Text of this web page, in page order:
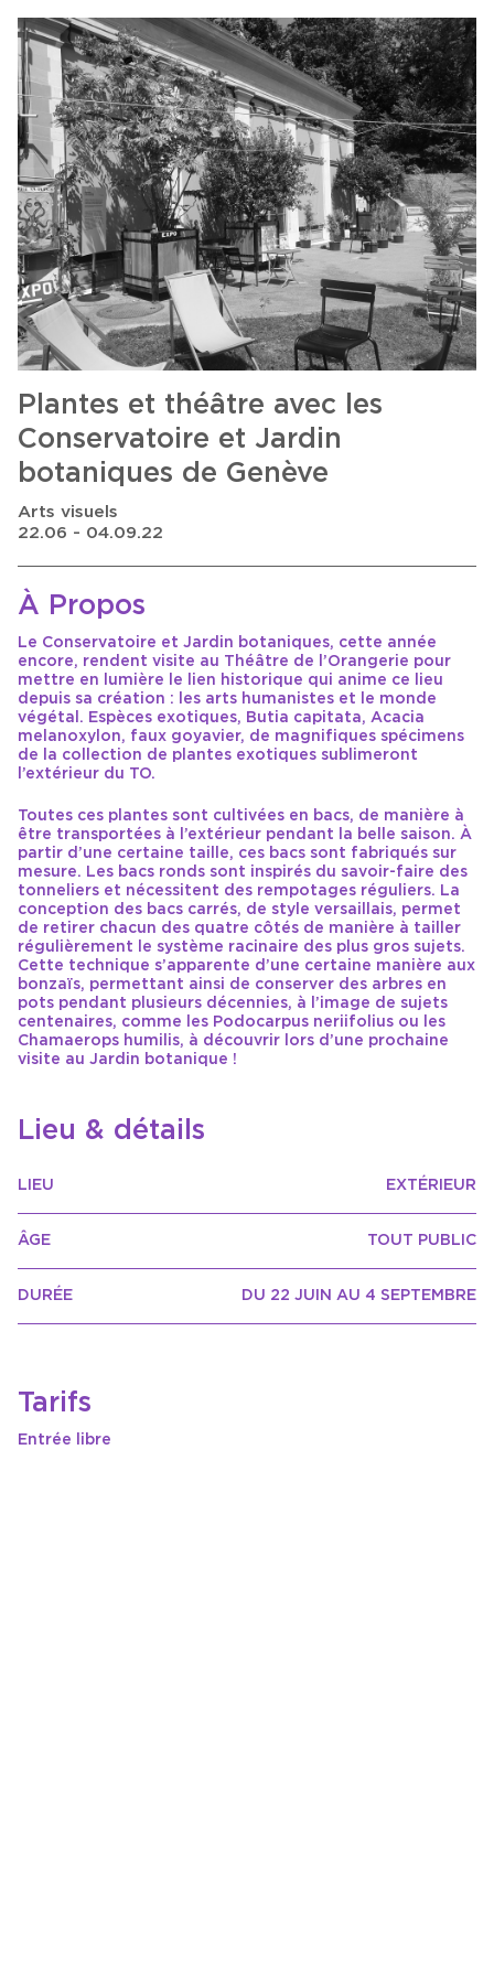
Plantes et théâtre avec les
Conservatoire et Jardin
botaniques de Genève
Arts visuels
22.06 - 04.09.22
À Propos
Le Conservatoire et Jardin botaniques, cette année
encore, rendent visite au Théâtre de l’Orangerie pour
mettre en lumière le lien historique qui anime ce lieu
depuis sa création : les arts humanistes et le monde
végétal. Espèces exotiques, Butia capitata, Acacia
melanoxylon, faux goyavier, de magnifiques spécimens
de la collection de plantes exotiques sublimeront
l’extérieur du TO.
Toutes ces plantes sont cultivées en bacs, de manière à
être transportées à l’extérieur pendant la belle saison. À
partir d’une certaine taille, ces bacs sont fabriqués sur
mesure. Les bacs ronds sont inspirés du savoir-faire des
tonneliers et nécessitent des rempotages réguliers. La
conception des bacs carrés, de style versaillais, permet
de retirer chacun des quatre côtés de manière à tailler
régulièrement le système racinaire des plus gros sujets.
Cette technique s’apparente d’une certaine manière aux
bonzaïs, permettant ainsi de conserver des arbres en
pots pendant plusieurs décennies, à l’image de sujets
centenaires, comme les Podocarpus neriifolius ou les
Chamaerops humilis, à découvrir lors d’une prochaine
visite au Jardin botanique !
Lieu & détails
LIEU EXTÉRIEUR
ÂGE TOUT PUBLIC
DURÉE DU 22 JUIN AU 4 SEPTEMBRE
Tarifs
Entrée libre